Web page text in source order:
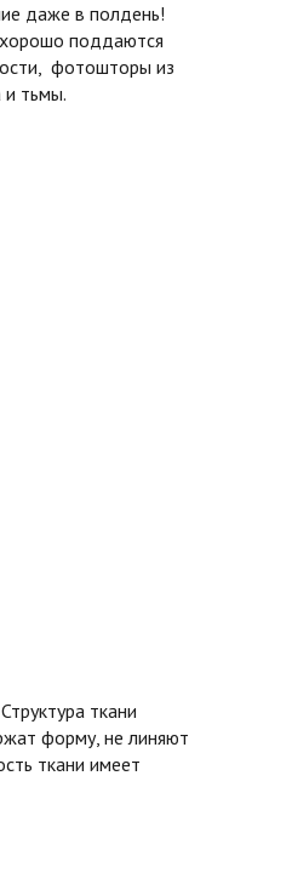
даже в полдень!
поддаются
фотошторы из
тьмы.
ткани
форму, не линяют
ткани имеет